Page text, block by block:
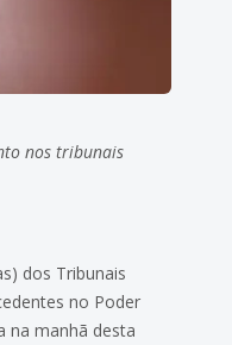
nos tribunais
dos Tribunais
no Poder
na manhã desta